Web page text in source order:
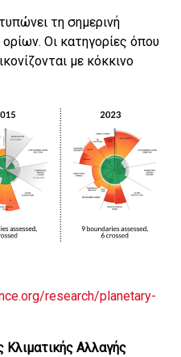
τη σημερινή
Οι κατηγορίες όπου
με κόκκινο
research/planetary-
Κλιματικής Αλλαγής